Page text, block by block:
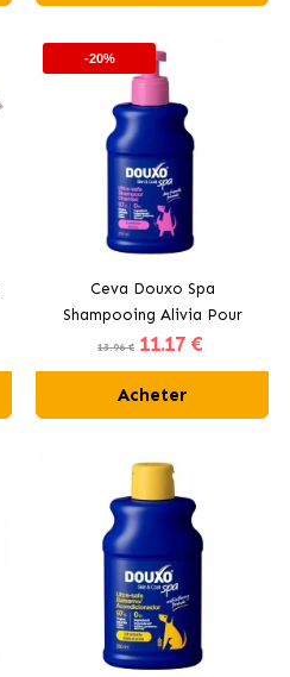
-20%
Ceva Douxo Spa
Shampooing Alivia Pour
Chiens à Peau Sensible
13.96 € 11.17 €
Acheter